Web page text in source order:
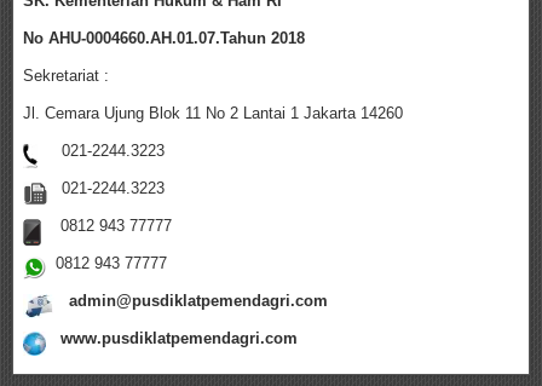
No AHU-0004660.AH.01.07.Tahun 2018
Sekretariat :
Jl. Cemara Ujung Blok 11 No 2 Lantai 1 Jakarta 14260
021-2244.3223
021-2244.3223
0812 943 77777
0812 943 77777
admin@pusdiklatpemendagri.com
www.pusdiklatpemendagri.com